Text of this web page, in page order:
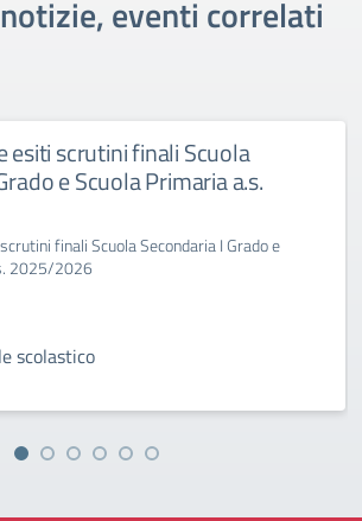
eventi correlati
esiti scrutini finali Scuola
e Scuola Primaria a.s.
finali Scuola Secondaria I Grado e
2025/2026
scolastico